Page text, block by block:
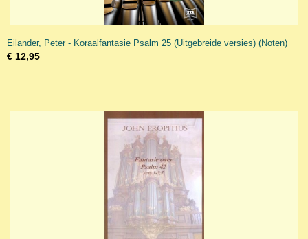
Eilander, Peter - Koraalfantasie Psalm 25 (Uitgebreide versies) (Noten)
€ 12,95